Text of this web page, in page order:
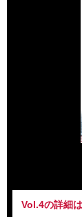
Vol.4の詳細